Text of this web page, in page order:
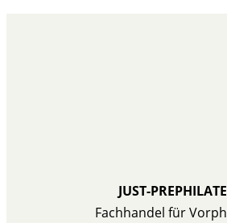
JUST-
Fachhandel für